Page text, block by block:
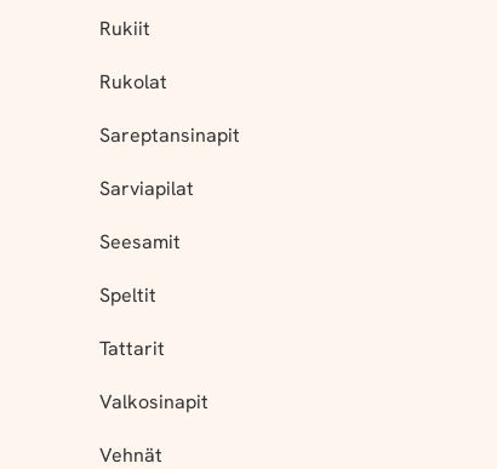
Rukiit
Rukolat
Sareptansinapit
Sarviapilat
Seesamit
Speltit
Tattarit
Valkosinapit
Vehnät